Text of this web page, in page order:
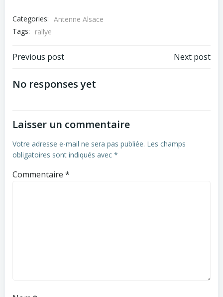
Categories: Antenne Alsace
Tags:
rallye
Post
navigation
Previous post Next post
No responses yet
Laisser un commentaire
Votre adresse e-mail ne sera pas publiée. Les champs
obligatoires sont indiqués avec *
Commentaire *